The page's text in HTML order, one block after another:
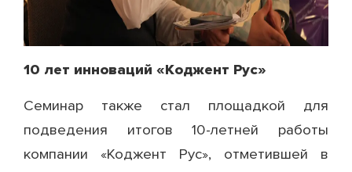
10 лет инноваций «Коджент Рус»
Семинар также стал площадкой для
подведения итогов 10-летней работы
компании «Коджент Рус», отметившей в